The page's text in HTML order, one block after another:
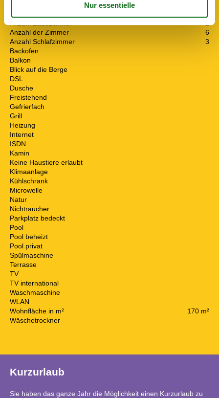
Anzahl der Zimmer
6
Anzahl Schlafzimmer
3
Backofen
Balkon
Blick auf die Berge
DSL
Dusche
Freistehend
Gefrierfach
Grill
Heizung
Internet
ISDN
Kamin
Keine Haustiere erlaubt
Klimaanlage
Kühlschrank
Microwelle
Natur
Nichtraucher
Parkplatz bedeckt
Pool
Pool beheizt
Pool privat
Spülmaschine
Terrasse
TV
TV international
Waschmaschine
WLAN
Wohnfläche in m²
170 m²
Wäschetrockner
Kurzurlaub
Sie haben das ganze Jahr die Möglichkeit einen Kurzurlaub zu